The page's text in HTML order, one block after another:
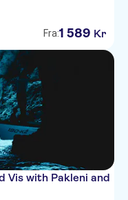
Fra:1 589 Kr
Vis with Pakleni and